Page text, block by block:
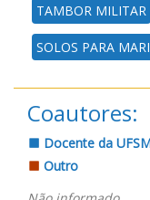
TAMBOR MILITAR
SOLOS PARA
Coautores:
Docente da
Outro